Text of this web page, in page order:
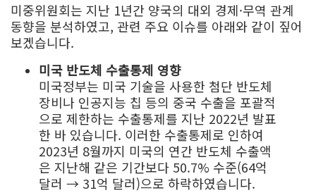
미중위원회는 지난 1년간 양국의 대외 경제·무역 관계
동향을 분석하였고, 관련 주요 이슈를 아래와 같이 짚어
보겠습니다.
미국 반도체 수출통제 영향
미국정부는 미국 기술을 사용한 첨단 반도체
장비나 인공지능 칩 등의 중국 수출을 포괄적
으로 제한하는 수출통제를 지난 2022년 발표
한 바 있습니다. 이러한 수출통제로 인하여
2023년 8월까지 미국의 연간 반도체 수출액
은 지난해 같은 기간보다 50.7% 수준(64억
달러 → 31억 달러)으로 하락하였습니다.